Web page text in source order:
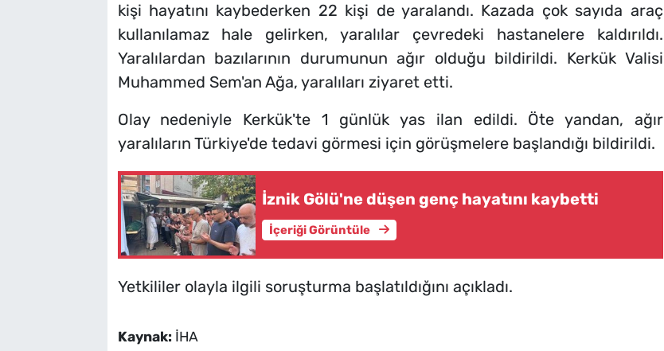
kişi hayatını kaybederken 22 kişi de yaralandı. Kazada çok sayıda araç
kullanılamaz hale gelirken, yaralılar çevredeki hastanelere kaldırıldı.
Yaralılardan bazılarının durumunun ağır olduğu bildirildi. Kerkük Valisi
Muhammed Sem'an Ağa, yaralıları ziyaret etti.
Olay nedeniyle Kerkük'te 1 günlük yas ilan edildi. Öte yandan, ağır
yaralıların Türkiye'de tedavi görmesi için görüşmelere başlandığı bildirildi.
İznik Gölü'ne düşen genç hayatını kaybetti
İçeriği Görüntüle
Yetkililer olayla ilgili soruşturma başlatıldığını açıkladı.
Kaynak: İHA